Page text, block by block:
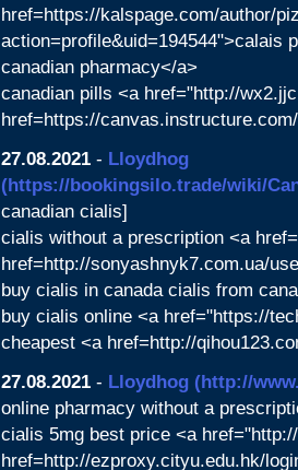
href=https://kalspage.com/author/
action=profile&uid=194544">calais
canadian pharmacy</a>
canadian pills <a href="http://
href=https://
27.08.2021 - Lloydhog
(https://bookingsilo.trade/wiki/
canadian cialis]
cialis without a prescription <a
href=http://sonyashnyk7.com.ua/
buy cialis in canada cialis from
buy cialis online <a href="https://
cheapest <a href=http://
27.08.2021 - Lloydhog (http://
online pharmacy without a
cialis 5mg best price <a
href=http://ezproxy.cityu.edu.hk/